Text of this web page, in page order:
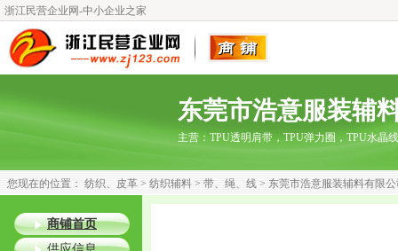
浙江民营企业网-中小企业之家
东莞市浩意服装辅
主营： TPU透明肩带，TPU弹力圈，TPU水晶
您现在的位置： 纺织、皮革 > 纺织辅料 > 带、绳、线 > 东莞市浩意服装辅料有限
商铺首页